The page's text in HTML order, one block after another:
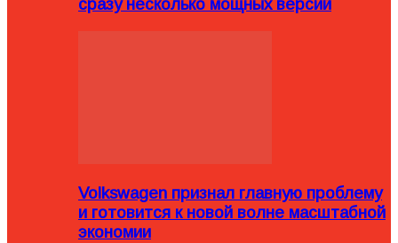
сразу несколько мощных версий
Volkswagen признал главную проблему
и готовится к новой волне масштабной
экономии